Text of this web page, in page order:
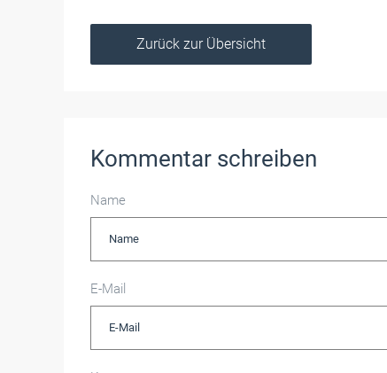
Zurück zur Übersicht
Kommentar schreiben
Name
E-Mail